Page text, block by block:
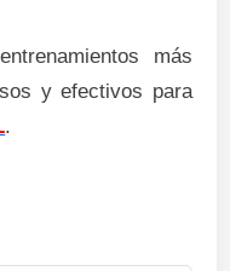
más
y efectivos para
.